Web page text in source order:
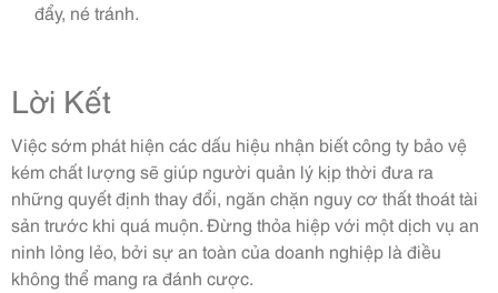
đẩy, né tránh.
Lời Kết
Việc sớm phát hiện các dấu hiệu nhận biết công ty bảo vệ
kém chất lượng sẽ giúp người quản lý kịp thời đưa ra
những quyết định thay đổi, ngăn chặn nguy cơ thất thoát tài
sản trước khi quá muộn. Đừng thỏa hiệp với một dịch vụ an
ninh lỏng lẻo, bởi sự an toàn của doanh nghiệp là điều
không thể mang ra đánh cược.